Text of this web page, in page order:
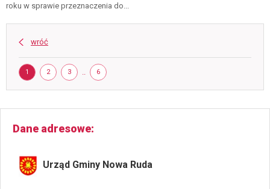
ludwikowice
sportowa
roku w sprawie przeznaczenia do...
wróć
Strona
STRONA
1 STRONA
2 STRONA
3 STRONA
6
Dane adresowe
Urząd Gminy Nowa Ruda